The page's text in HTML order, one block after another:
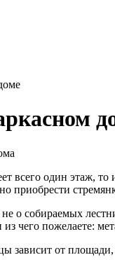
всего один этаж, то
приобрести
о собираемых
чего пожелаете:
зависит от